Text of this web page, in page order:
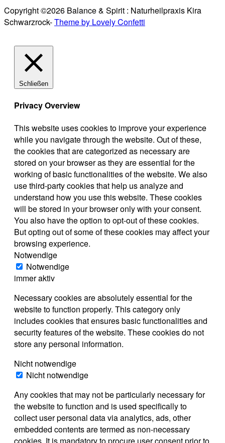
Copyright ©2026 Balance & Spirit : Naturheilpraxis Kira
Schwarzrock-Theme by Lovely Confetti
Schließen
Privacy Overview
This website uses cookies to improve your experience
while you navigate through the website. Out of these,
the cookies that are categorized as necessary are
stored on your browser as they are essential for the
working of basic functionalities of the website. We also
use third-party cookies that help us analyze and
understand how you use this website. These cookies
will be stored in your browser only with your consent.
You also have the option to opt-out of these cookies.
But opting out of some of these cookies may affect your
browsing experience.
Notwendige
Notwendige
immer aktiv
Necessary cookies are absolutely essential for the
website to function properly. This category only
includes cookies that ensures basic functionalities and
security features of the website. These cookies do not
store any personal information.
Nicht notwendige
Nicht notwendige
Any cookies that may not be particularly necessary for
the website to function and is used specifically to
collect user personal data via analytics, ads, other
embedded contents are termed as non-necessary
cookies. It is mandatory to procure user consent prior to